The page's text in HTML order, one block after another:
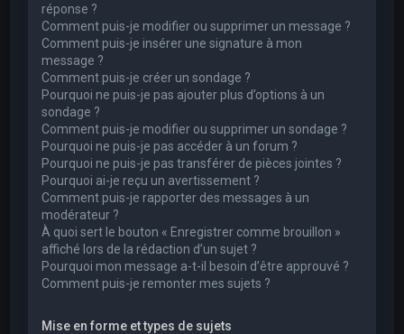
réponse ?
Comment puis-je modifier ou supprimer un message ?
Comment puis-je insérer une signature à mon
message ?
Comment puis-je créer un sondage ?
Pourquoi ne puis-je pas ajouter plus d’options à un
sondage ?
Comment puis-je modifier ou supprimer un sondage ?
Pourquoi ne puis-je pas accéder à un forum ?
Pourquoi ne puis-je pas transférer de pièces jointes ?
Pourquoi ai-je reçu un avertissement ?
Comment puis-je rapporter des messages à un
modérateur ?
À quoi sert le bouton « Enregistrer comme brouillon »
affiché lors de la rédaction d’un sujet ?
Pourquoi mon message a-t-il besoin d’être approuvé ?
Comment puis-je remonter mes sujets ?
Mise en forme et types de sujets